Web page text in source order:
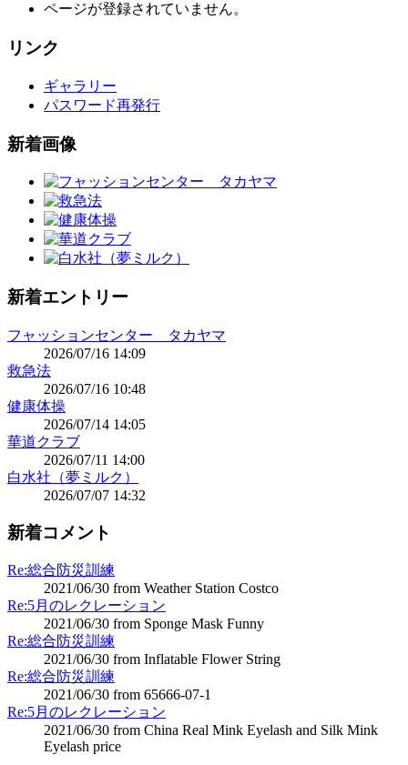
ページが登録されていません。
リンク
ギャラリー
パスワード再発行
新着画像
新着エントリー
フャッションセンター タカヤマ
2026/07/16 14:09
救急法
2026/07/16 10:48
健康体操
2026/07/14 14:05
華道クラブ
2026/07/11 14:00
白水社（夢ミルク）
2026/07/07 14:32
新着コメント
Re:総合防災訓練
2021/06/30 from Weather Station Costco
Re:5月のレクレーション
2021/06/30 from Sponge Mask Funny
Re:総合防災訓練
2021/06/30 from Inflatable Flower String
Re:総合防災訓練
2021/06/30 from 65666-07-1
Re:5月のレクレーション
2021/06/30 from China Real Mink Eyelash and Silk Mink
Eyelash price